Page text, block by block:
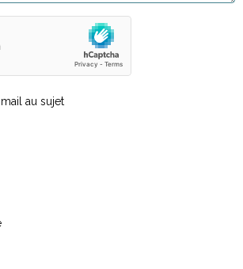
au sujet